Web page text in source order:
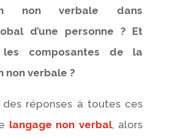
non verbale dans
d’une personne ? Et
composantes de la
non verbale ?
réponses à toutes ces
langage non verbal, alors